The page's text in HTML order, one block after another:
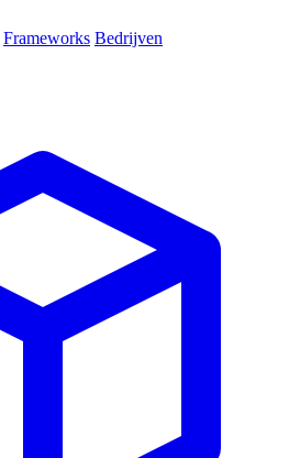
Frameworks Bedrijven